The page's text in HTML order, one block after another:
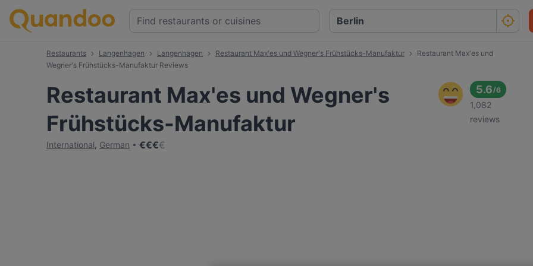
Restaurants Langenhagen Langenhagen Restaurant Max'es und Wegner's Frühstücks-Manufaktur
Restaurant Max'es und
Wegner's Frühstücks-Manufaktur Reviews
Restaurant Max'es und Wegner's
Frühstücks-Manufaktur
International, German €€€€
5.6/6
1,082
reviews